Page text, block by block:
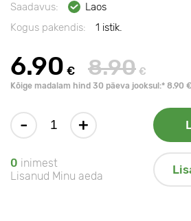
Saadavus:
Laos
Kogus pakendis:
1 istik.
6.90 € 8.90 €
Kõige madalam hind 30 päeva jooksul:* 8.90
- +
0 inimest
Lisanud Minu aeda